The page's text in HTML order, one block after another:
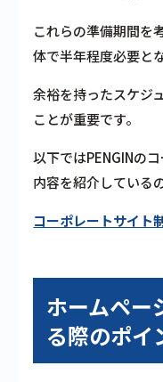
これらの準備期間を
体で半年程度必要と
余裕を持ったスケジ
ことが重要です。
以下ではPENGINの
内容を紹介している
コーポレートサイト
ホームペー
る際のポイ